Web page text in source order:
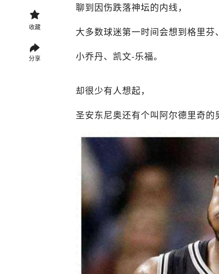
收藏
分享
聊到因伤跌落神坛的内线，
大多数球迷第一时间会想到格里芬
小乔丹、凯文-乐福。
却很少有人想起，
圣安东尼奥还有个叫阿尔德里奇的